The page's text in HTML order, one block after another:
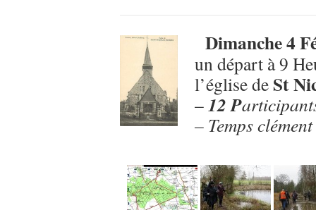
Dimanche 4
un départ à 9
l’église de St
–12 P
– Temps clément